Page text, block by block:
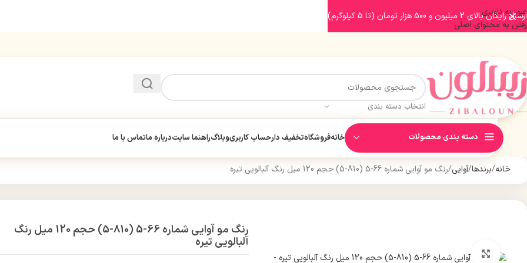
عبور به ناوبری
رفتن به محتوای اصلی
انتخاب دسته بندی
دسته بندی محصولات خانهفروشگاهتخفیف دارحساب کاربریوبلاگراهنما سایتدرباره ماتماس با ما
خانه برندها آوایی رنگ مو آوایی شماره 66-5 (810-5) حجم 120 میل رنگ آلبالویی تیره
بزرگنمایی تصویر
رنگ مو آوایی شماره 66-5 (810-5) حجم 120 میل رنگ
آلبالویی تیره
ارسال رایگان بالای 2 میلیون و 500 هزار تومان (تا 5 کیلوگرم)